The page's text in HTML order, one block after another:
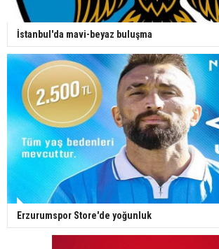
İstanbul'da mavi-beyaz buluşma
Erzurumspor Store'de yoğunluk